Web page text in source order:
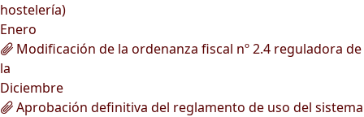
hostelería)
Enero
Modificación de la ordenanza fiscal nº 2.4 reguladora de
la
Diciembre
Aprobación definitiva del reglamento de uso del sistema